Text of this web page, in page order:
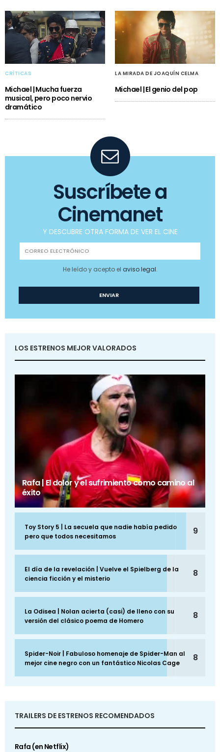
CRÍTICAS
Michael | Mucha fuerza
musical, pero poco nervio
dramático
LA MIRADA DE JOAQUÍN CELMA
Michael | El genio del pop
Suscríbete a
Cinemanet
Y DESCUBRE OTRA FORMA DE VER EL CINE
He leído y acepto el aviso legal.
LOS ESTRENOS MEJOR VALORADOS
Rafa | El dolor y el sufrimiento como camino al
éxito
Toy Story 5 | La secuela que nadie había pedido
pero que todos necesitamos
9
El día de la revelación | Vuelve el Spielberg de la
ciencia ficción y el misterio
8
La Odisea | Nolan acierta (casi) de lleno con su
versión del clásico poema de Homero
8
Spider-Noir | Fabuloso homenaje de Spider-Man al
mejor cine negro con un fantástico Nicolas Cage
8
TRAILERS DE ESTRENOS RECOMENDADOS
Rafa (en Netflix)